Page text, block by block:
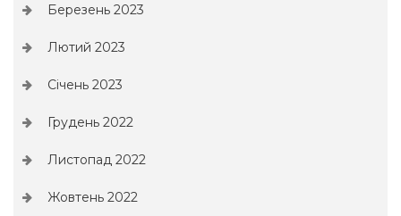
Березень 2023
Лютий 2023
Січень 2023
Грудень 2022
Листопад 2022
Жовтень 2022